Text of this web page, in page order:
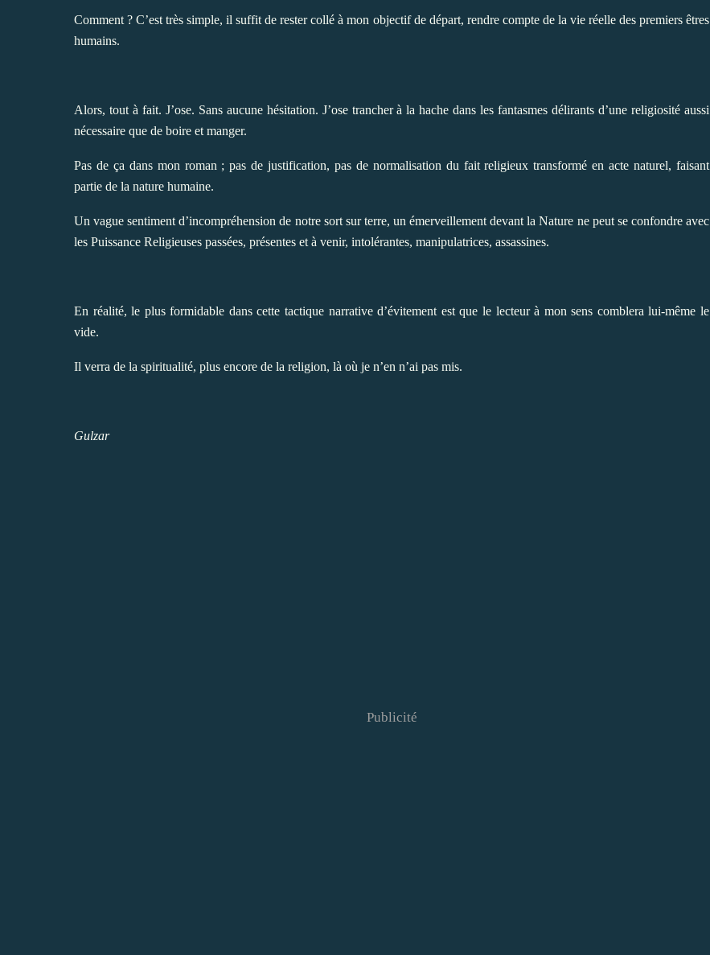
Comment ? C’est très simple, il suffit de rester collé à mon objectif de départ, rendre compte de la vie réelle des premiers êtres
humains.
Alors, tout à fait. J’ose. Sans aucune hésitation. J’ose trancher à la hache dans les fantasmes délirants d’une religiosité aussi
nécessaire que de boire et manger.
Pas de ça dans mon roman ; pas de justification, pas de normalisation du fait religieux transformé en acte naturel, faisant
partie de la nature humaine.
Un vague sentiment d’incompréhension de notre sort sur terre, un émerveillement devant la Nature ne peut se confondre avec
les Puissance Religieuses passées, présentes et à venir, intolérantes, manipulatrices, assassines.
En réalité, le plus formidable dans cette tactique narrative d’évitement est que le lecteur à mon sens comblera lui-même le
vide.
Il verra de la spiritualité, plus encore de la religion, là où je n’en n’ai pas mis.
Gulzar
Publicité